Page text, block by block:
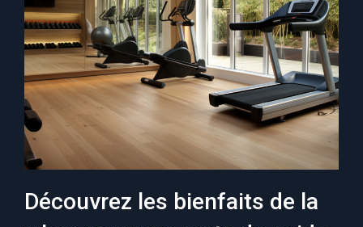
Découvrez les bienfaits de la